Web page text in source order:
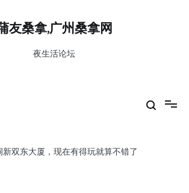
友桑拿,广州桑拿网
夜生活论坛
新双东大厦，现在有得玩就算不错了